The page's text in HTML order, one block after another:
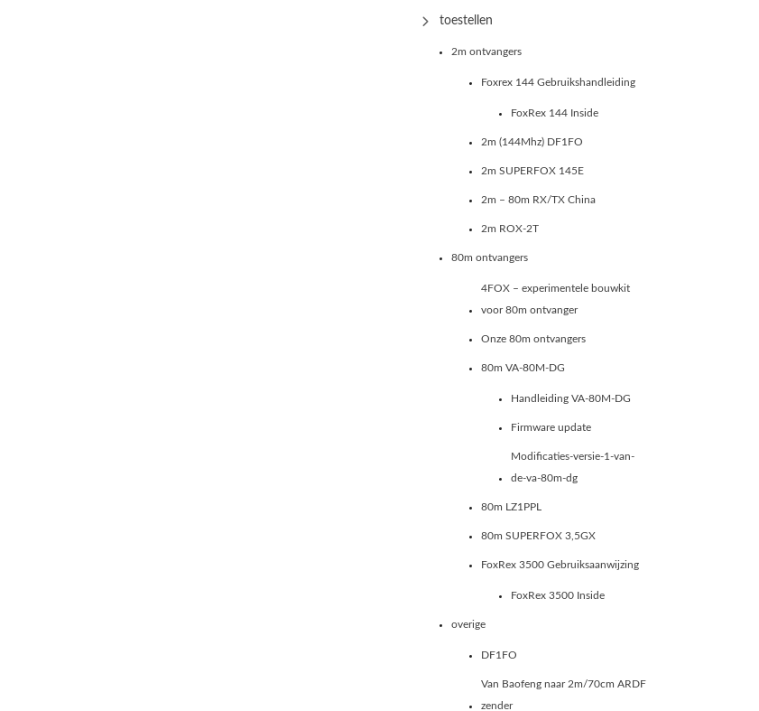
toestellen
2m ontvangers
Foxrex 144 Gebruikshandleiding
FoxRex 144 Inside
2m (144Mhz) DF1FO
2m SUPERFOX 145E
2m – 80m RX/TX China
2m ROX-2T
80m ontvangers
4FOX – experimentele bouwkit
voor 80m ontvanger
Onze 80m ontvangers
80m VA-80M-DG
Handleiding VA-80M-DG
Firmware update
Modificaties-versie-1-van-
de-va-80m-dg
80m LZ1PPL
80m SUPERFOX 3,5GX
FoxRex 3500 Gebruiksaanwijzing
FoxRex 3500 Inside
overige
DF1FO
Van Baofeng naar 2m/70cm ARDF
zender